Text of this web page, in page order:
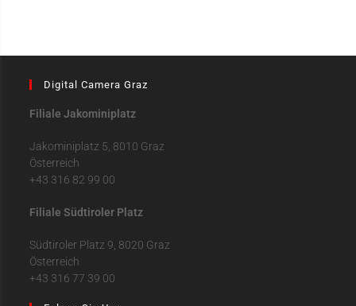
Digital Camera Graz
Filiale Jakominiplatz
Jakominiplatz 5, 8010 Graz
Österreich
+43 316 82 99 00
Filiale Südtiroler Platz
Südtiroler Platz 9, 8020 Graz
Österreich
+43 316 77 39 00